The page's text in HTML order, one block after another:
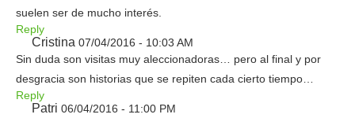
suelen ser de mucho interés.
Reply
Cristina 07/04/2016 - 10:03 AM
Sin duda son visitas muy aleccionadoras… pero al final y por
desgracia son historias que se repiten cada cierto tiempo…
Reply
Patri 06/04/2016 - 11:00 PM